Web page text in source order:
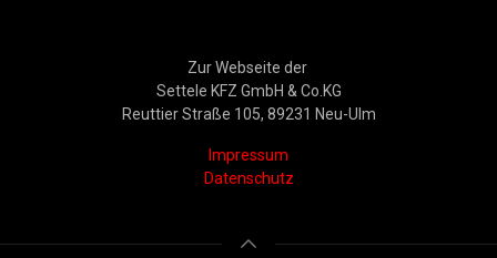
Zur Webseite der
Settele KFZ GmbH & Co.KG
Reuttier Straße 105, 89231 Neu-Ulm
Impressum
Datenschutz